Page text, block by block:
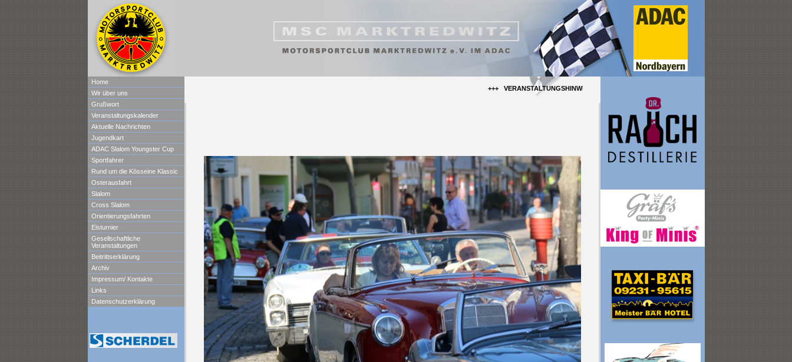
Home
Wir über uns
Grußwort
Veranstaltungskalender
Aktuelle Nachrichten
Jugendkart
ADAC Slalom Youngster Cup
Sportfahrer
Rund um die Kösseine Klassic
Osterausfahrt
Slalom
Cross Slalom
Orientierungsfahrten
Eisturnier
Gesellschaftliche
Veranstaltungen
Beitrittserklärung
Archiv
Impressum/ Kontakte
Links
Datenschutzerklärung
+++ VERANSTALTUNGSHINWEIS: am Samstag den 04. Juli 2026 ab 8:00 Uhr -ADAC Youngster Cup